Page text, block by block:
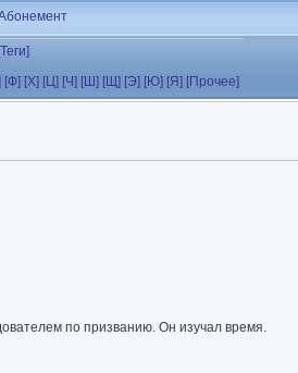
[Теги]
[Ф] [Х] [Ц] [Ч] [Ш] [Щ] [Э] [Ю] [Я] [Прочее]
по призванию. Он изучал время.